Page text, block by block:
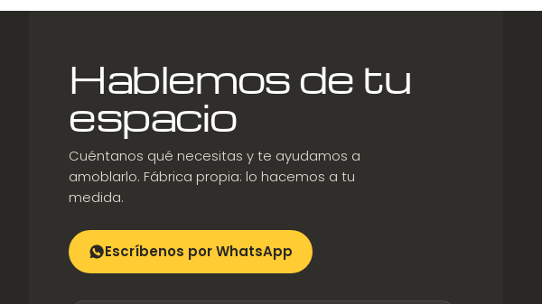
Hablemos de tu
espacio
Cuéntanos qué necesitas y te ayudamos a
amoblarlo. Fábrica propia: lo hacemos a tu
medida.
Escríbenos por WhatsApp